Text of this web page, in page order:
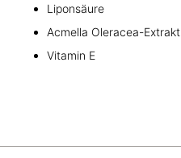
Liponsäure
Acmella Oleracea-Extrakt
Vitamin E